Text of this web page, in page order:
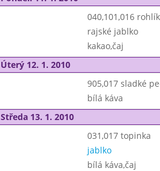
040,101,016
rajské jablko
kakao,čaj
Úterý 12. 1. 2010
905,017 sladké
bílá káva
Středa 13. 1. 2010
031,017 topinka
jablko
bílá káva,čaj